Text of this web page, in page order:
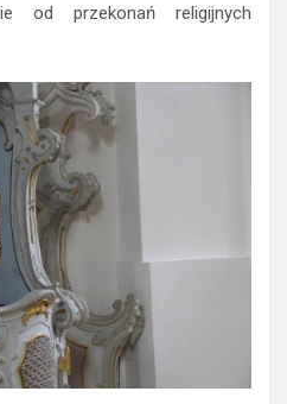
od przekonań religijnych